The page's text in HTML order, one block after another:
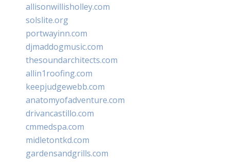
allisonwillisholley.com
solslite.org
portwayinn.com
djmaddogmusic.com
thesoundarchitects.com
allin1roofing.com
keepjudgewebb.com
anatomyofadventure.com
drivancastillo.com
cmmedspa.com
midletontkd.com
gardensandgrills.com